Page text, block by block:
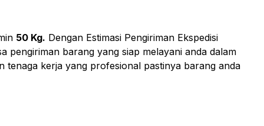
50 Kg. Dengan Estimasi Pengiriman Ekspedisi
pengiriman barang yang siap melayani anda dalam
tenaga kerja yang profesional pastinya barang anda